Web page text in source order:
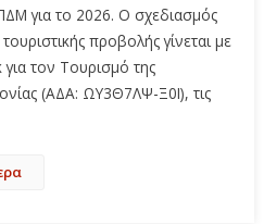
για το 2026. Ο σχεδιασμός
προβολής γίνεται με
τον Τουρισμό της
(ΑΔΑ: ΩΥ3Θ7ΛΨ-Ξ0Ι), τις